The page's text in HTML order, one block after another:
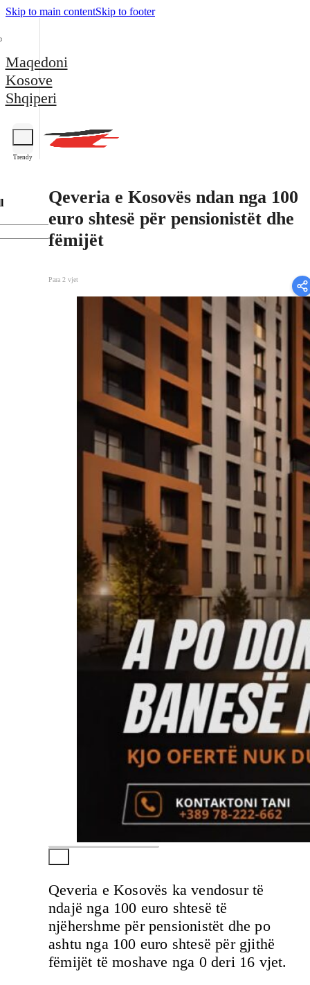
Skip to main contentSkip to footer
Maqedoni
Kosove
Shqiperi
Trendy
Qeveria e Kosovës ndan nga 100
euro shtesë për pensionistët dhe
fëmijët
Para 2 vjet
Qeveria e Kosovës ka vendosur të
ndajë nga 100 euro shtesë të
njëhershme për pensionistët dhe po
ashtu nga 100 euro shtesë për gjithë
fëmijët të moshave nga 0 deri 16 vjet.